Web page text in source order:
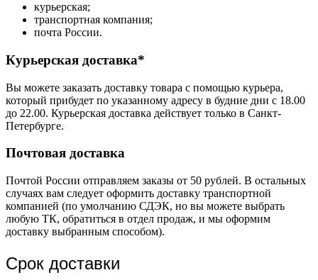
курьерская;
транспортная компания;
почта России.
Курьерская доставка*
Вы можете заказать доставку товара с помощью курьера,
который прибудет по указанному адресу в будние дни с 18.00
до 22.00. Курьерская доставка действует только в Санкт-
Петербурге.
Почтовая доставка
Почтой России отправляем заказы от 50 рублей. В остальных
случаях вам следует оформить доставку транспортной
компанией (по умолчанию СДЭК, но вы можете выбрать
любую ТК, обратиться в отдел продаж, и мы оформим
доставку выбранным способом).
Срок доставки